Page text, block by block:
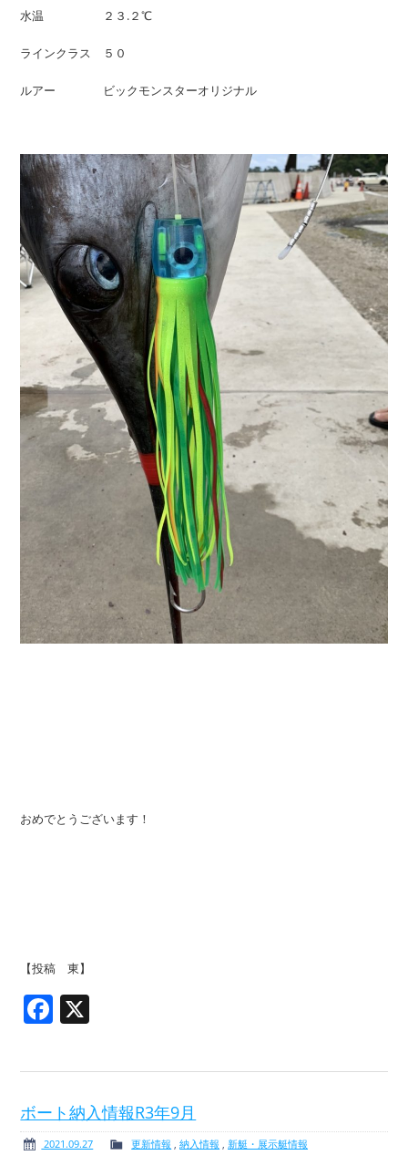
水温 ２３.２℃
ラインクラス ５０
ルアー ビックモンスターオリジナル
おめでとうございます！
【投稿 東】
Facebook
ボート納入情報R3年9月
2021.09.27 更新情報 ,納入情報 ,新艇・展示艇情報